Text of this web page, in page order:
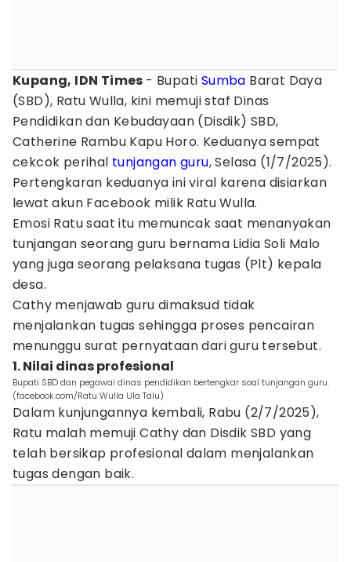
Kupang, IDN Times - Bupati Sumba Barat Daya
(SBD), Ratu Wulla, kini memuji staf Dinas
Pendidikan dan Kebudayaan (Disdik) SBD,
Catherine Rambu Kapu Horo. Keduanya sempat
cekcok perihal tunjangan guru, Selasa (1/7/2025).
Pertengkaran keduanya ini viral karena disiarkan
lewat akun Facebook milik Ratu Wulla.
Emosi Ratu saat itu memuncak saat menanyakan
tunjangan seorang guru bernama Lidia Soli Malo
yang juga seorang pelaksana tugas (Plt) kepala
desa.
Cathy menjawab guru dimaksud tidak
menjalankan tugas sehingga proses pencairan
menunggu surat pernyataan dari guru tersebut.
1. Nilai dinas profesional
Bupati SBD dan pegawai dinas pendidikan bertengkar soal tunjangan guru.
(facebook.com/Ratu Wulla Ula Talu)
Dalam kunjungannya kembali, Rabu (2/7/2025),
Ratu malah memuji Cathy dan Disdik SBD yang
telah bersikap profesional dalam menjalankan
tugas dengan baik.